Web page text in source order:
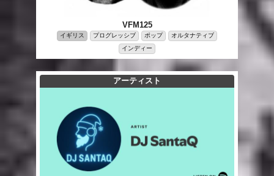
VFM125
イギリス プログレッシブ ポップ
オルタナティブ
インディー
アーティスト